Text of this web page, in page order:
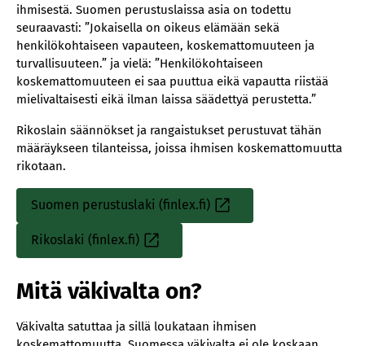
ihmisestä. Suomen perustuslaissa asia on todettu
seuraavasti: ”Jokaisella on oikeus elämään sekä
henkilökohtaiseen vapauteen, koskemattomuuteen ja
turvallisuuteen.” ja vielä: ”Henkilökohtaiseen
koskemattomuuteen ei saa puuttua eikä vapautta riistää
mielivaltaisesti eikä ilman laissa säädettyä perustetta.”
Rikoslain säännökset ja rangaistukset perustuvat tähän
määräykseen tilanteissa, joissa ihmisen koskemattomuutta
rikotaan.
Suomen perustuslaki (finlex.fi)
Sisäinen
linkki
Rikoslaki (finlex.fi)
Sisäinen
Mitä väkivalta on?
Väkivalta satuttaa ja sillä loukataan ihmisen